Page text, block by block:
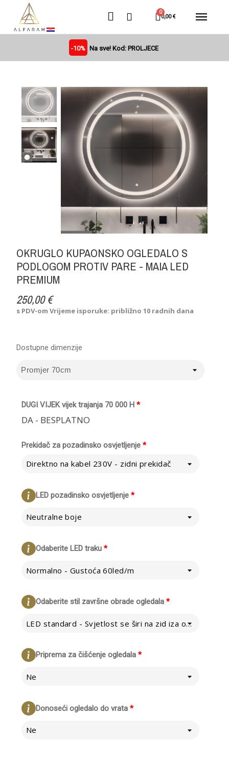
0,00 €
-10% Na sve! Kod: PROLJECE
OKRUGLO KUPAONSKO OGLEDALO S
PODLOGOM PROTIV PARE - MAIA LED
PREMIUM
250,00 €
s PDV-omVrijeme isporuke: približno 10 radnih dana
*
DUGI VIJEK vijek trajanja 70 000 H
DA - BESPLATNO
*
Prekidač za pozadinsko osvjetljenje
Direktno na kabel 230V - zidni prekidač
*
LED pozadinsko osvjetljenje
Neutralne boje
*
Odaberite LED traku
Normalno - Gustoća 60led/m
*
Odaberite stil završne obrade ogledala
LED standard - Svjetlost se širi na zid iza ogledala
*
Priprema za čišćenje ogledala
Ne
*
Donoseći ogledalo do vrata
Ne
Dostupne dimenzije